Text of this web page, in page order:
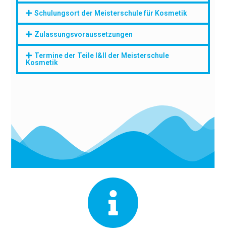
Schulungsort der Meisterschule für Kosmetik
Zulassungsvoraussetzungen
Termine der Teile I&II der Meisterschule
Kosmetik